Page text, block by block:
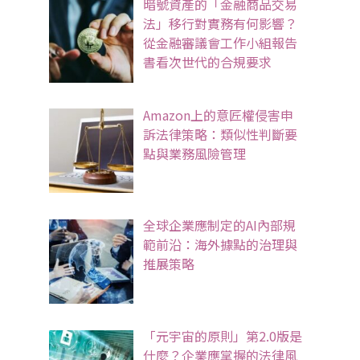
暗號資產的「金融商品交易
法」移行對實務有何影響？
從金融審議會工作小組報告
書看次世代的合規要求
Amazon上的意匠權侵害申
訴法律策略：類似性判斷要
點與業務風險管理
全球企業應制定的AI內部規
範前沿：海外據點的治理與
推展策略
「元宇宙的原則」第2.0版是
什麼？企業應掌握的法律風